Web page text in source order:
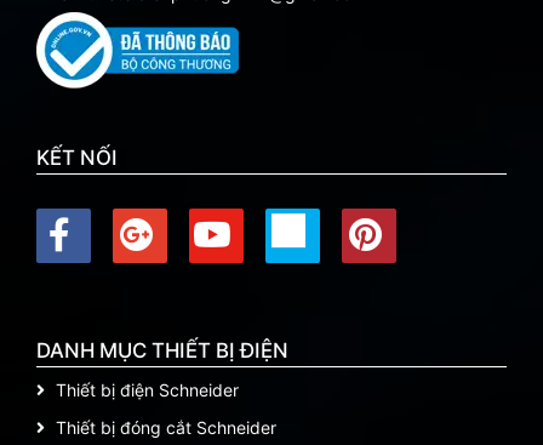
KẾT NỐI
DANH MỤC THIẾT BỊ ĐIỆN
Thiết bị điện Schneider
Thiết bị đóng cắt Schneider